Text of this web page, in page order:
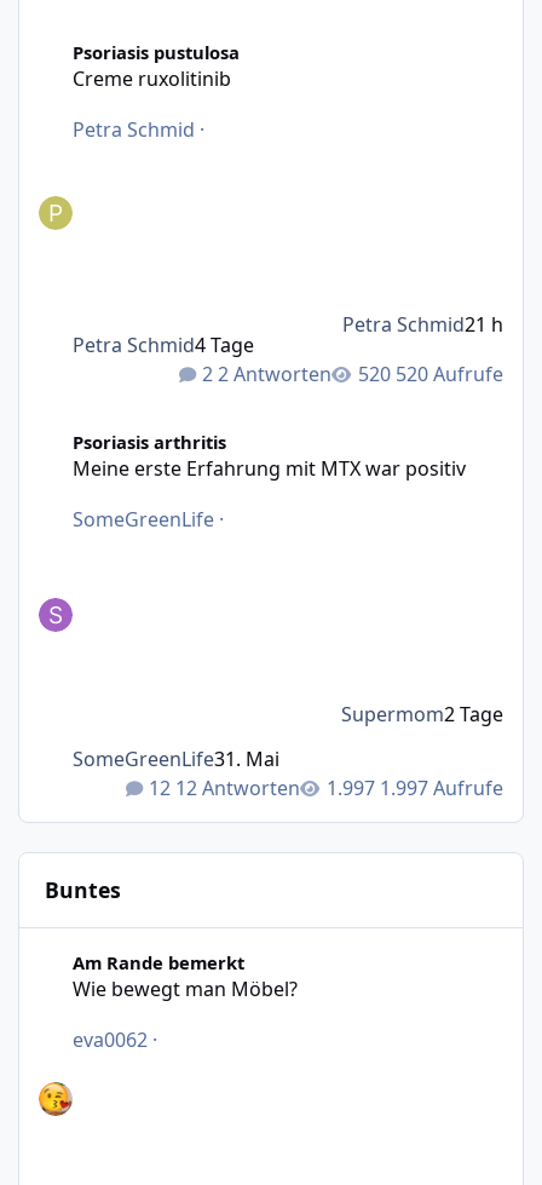
Psoriasis pustulosa
Creme ruxolitinib
Petra Schmid ·
2 Antworten 520 Aufrufe
Petra Schmid4 Tage
Petra Schmid21 h
Psoriasis arthritis
Meine erste Erfahrung mit MTX war positiv
SomeGreenLife ·
12 Antworten 1.997 Aufrufe
SomeGreenLife31. Mai
Supermom2 Tage
Buntes
Am Rande bemerkt
Wie bewegt man Möbel?
eva0062 ·